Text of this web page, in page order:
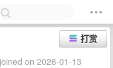
打赏
on 2026-01-13